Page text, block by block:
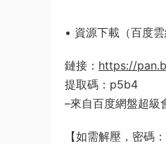
• 資源下載（百度雲
鏈接： https://
提取碼：p5b4
–來自百度網盤超級
【如需解壓，密碼：